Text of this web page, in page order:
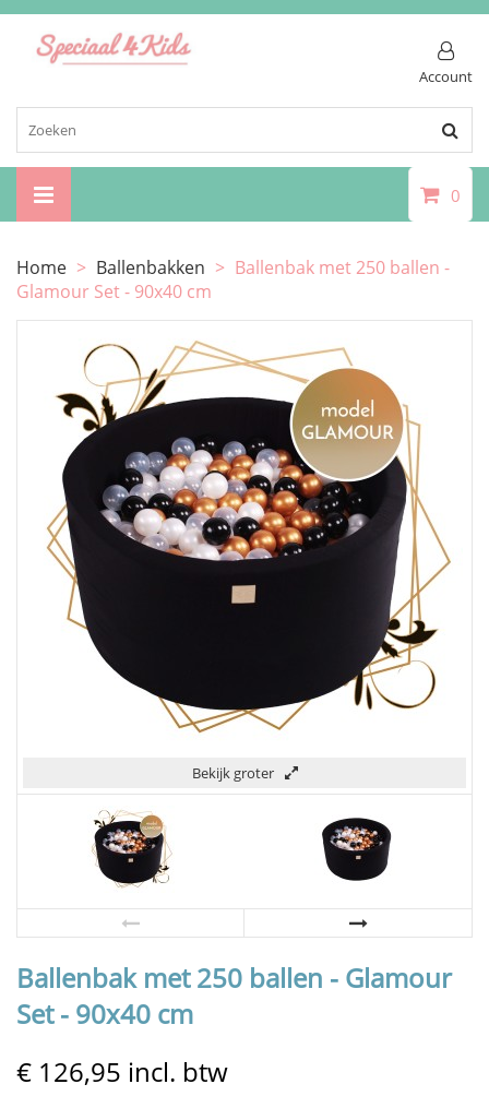
Account
0
Home > Ballenbakken > Ballenbak met 250 ballen -
Glamour Set - 90x40 cm
Bekijk groter
Ballenbak met 250 ballen - Glamour
Set - 90x40 cm
€ 126,95 incl. btw